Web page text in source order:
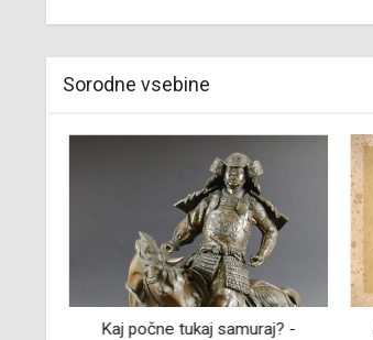
Sorodne vsebine
Kaj počne tukaj samuraj? -